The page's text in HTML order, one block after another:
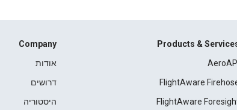
Products &
AeroAPI
FlightAware
FlightAware
Company
אודות
דרושים
היסטוריה